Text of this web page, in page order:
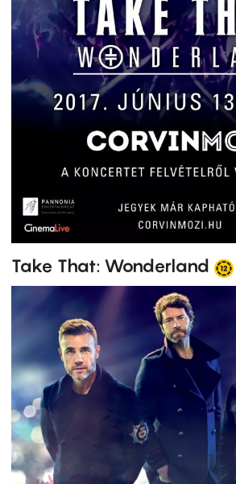
Take That: Wonderland